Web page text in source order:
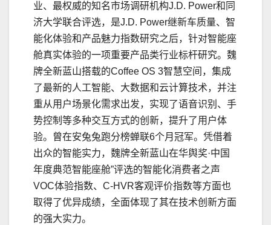
业、最权威的知名市场调研机构J.D. Power和同
济大学联合评选，是J.D. Power继新车质量、智
能化体验和产品魅力指数研究之后，针对智能座
舱真实体验的一项重要产品类行业标杆研究。魏
牌全新蓝山搭载的Coffee OS 3智慧空间，集成
了最新的人工智能、大数据和云计算技术，并注
重从用户场景化需求出发，实现了语音识别、手
势控制等多种交互方式的创新，提升了用户体
验。曾在安兔兔跑分榜蝉联6个月冠军。凭借着
出众的智能实力，魏牌全新蓝山在华舆奖·中国
年度典范智能座舱”评选的智能化消费者之声
VOC体验指数、C-HVR客观评价指数等方面也
取得了优异成绩，全面体现了其在技术创新方面
的强大实力。